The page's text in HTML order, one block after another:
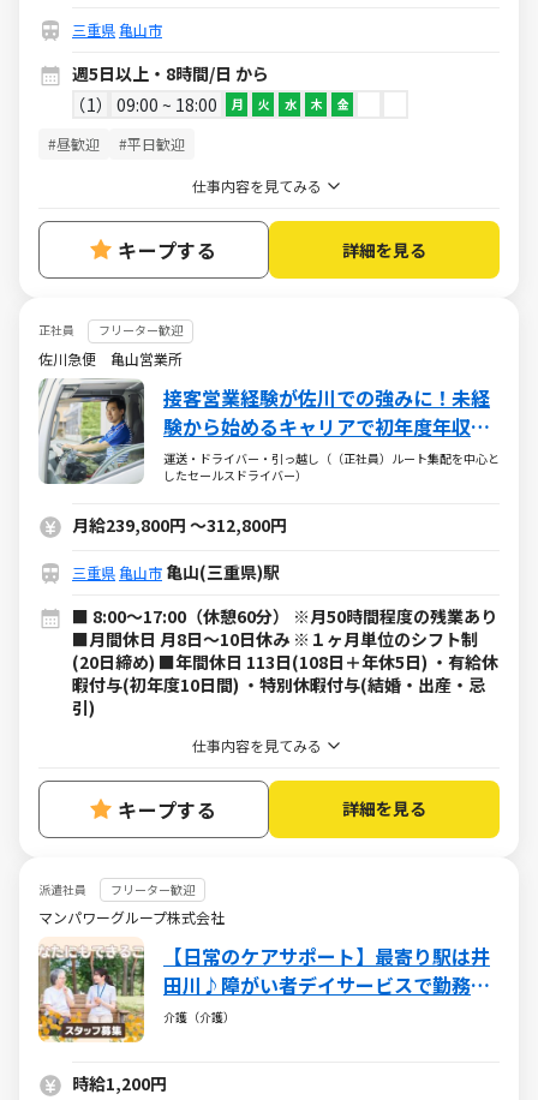
三重県亀山市
週5日以上・8時間/日 から
1
09:00 ~ 18:00 月 火 水 木 金
#昼歓迎 #平日歓迎
仕事内容を見てみる
キープする 詳細を見る
正社員 フリーター歓迎
佐川急便 亀山営業所
接客営業経験が佐川での強みに！未経
験から始めるキャリアで初年度年収
488万円以上も可能！
運送・ドライバー・引っ越し（（正社員）ルート集配を中心と
したセールスドライバー）
月給239,800円 ～312,800円
三重県亀山市 亀山(三重県)駅
■ 8:00～17:00（休憩60分） ※月50時間程度の残業あり
■月間休日 月8日～10日休み ※１ヶ月単位のシフト制
(20日締め) ■年間休日 113日(108日＋年休5日) ・有給休
暇付与(初年度10日間) ・特別休暇付与(結婚・出産・忌
引)
仕事内容を見てみる
キープする 詳細を見る
派遣社員 フリーター歓迎
マンパワーグループ株式会社
【日常のケアサポート】最寄り駅は井
田川♪障がい者デイサービスで勤務！
週3日～勤務OK☆★女性活躍中♪
介護（介護）
時給1,200円